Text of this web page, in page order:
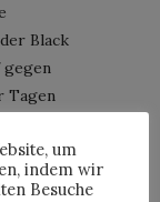
Black
Tagen
Nein,
das
um
indem wir
Besuche